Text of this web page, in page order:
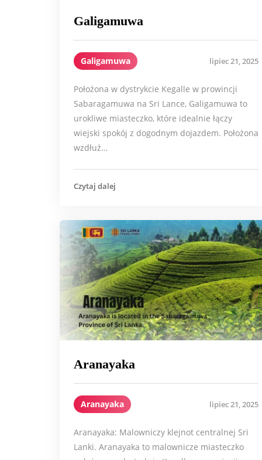
Galigamuwa
Galigamuwa lipiec 21, 2025
Położona w dystrykcie Kegalle w prowincji
Sabaragamuwa na Sri Lance, Galigamuwa to
urokliwe miasteczko, które idealnie łączy
wiejski spokój z dogodnym dojazdem. Położona
wzdłuż…
Czytaj dalej
Aranayaka
Aranayaka lipiec 21, 2025
Aranayaka: Malowniczy klejnot centralnej Sri
Lanki. Aranayaka to malownicze miasteczko